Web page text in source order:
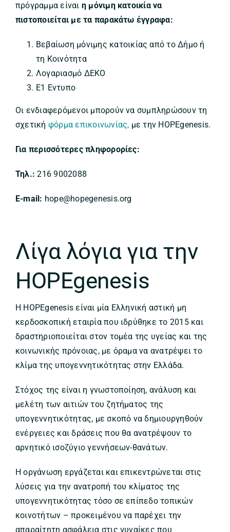
πρόγραμμα είναι η μόνιμη κατοικία να
πιστοποιείται με τα παρακάτω έγγραφα:
Βεβαίωση μόνιμης κατοικίας από το Δήμο ή
τη Κοινότητα
Λογαριασμό ΔΕΚΟ
E1 Eντυπο
Οι ενδιαφερόμενοι μπορούν να συμπληρώσουν τη
σχετική φόρμα επικοινωνίας, με την HOPEgenesis.
Για περισσότερες πληφορορίες:
Τηλ.: 216 9002088
E-mail: hope@hopegenesis.org
Λίγα λόγια για την
HOPEgenesis
Η HOPEgenesis είναι μία Ελληνική αστική μη
κερδοσκοπική εταιρία που ιδρύθηκε το 2015 και
δραστηριοποιείται στον τομέα της υγείας και της
κοινωνικής πρόνοιας, με όραμα να ανατρέψει το
κλίμα της υπογεννητικότητας στην Ελλάδα.
Στόχος της είναι η γνωστοποίηση, ανάλυση και
μελέτη των αιτιών του ζητήματος της
υπογεννητικότητας, με σκοπό να δημιουργηθούν
ενέργειες και δράσεις που θα ανατρέψουν το
αρνητικό ισοζύγιο γεννήσεων-θανάτων.
Η οργάνωση εργάζεται και επικεντρώνεται στις
λύσεις για την ανατροπή του κλίματος της
υπογεννητικότητας τόσο σε επίπεδο τοπικών
κοινοτήτων – προκειμένου να παρέχει την
απαραίτητη ασφάλεια στις γυναίκες που